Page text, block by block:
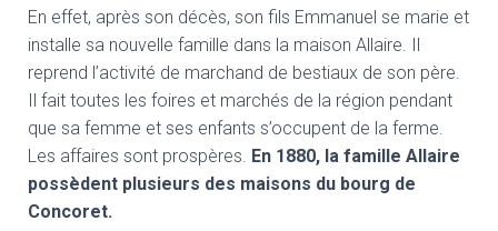
En effet, après son décès, son fils Emmanuel se marie et
installe sa nouvelle famille dans la maison Allaire. Il
reprend l’activité de marchand de bestiaux de son père.
Il fait toutes les foires et marchés de la région pendant
que sa femme et ses enfants s’occupent de la ferme.
Les affaires sont prospères. En 1880, la famille Allaire
possèdent plusieurs des maisons du bourg de
Concoret.